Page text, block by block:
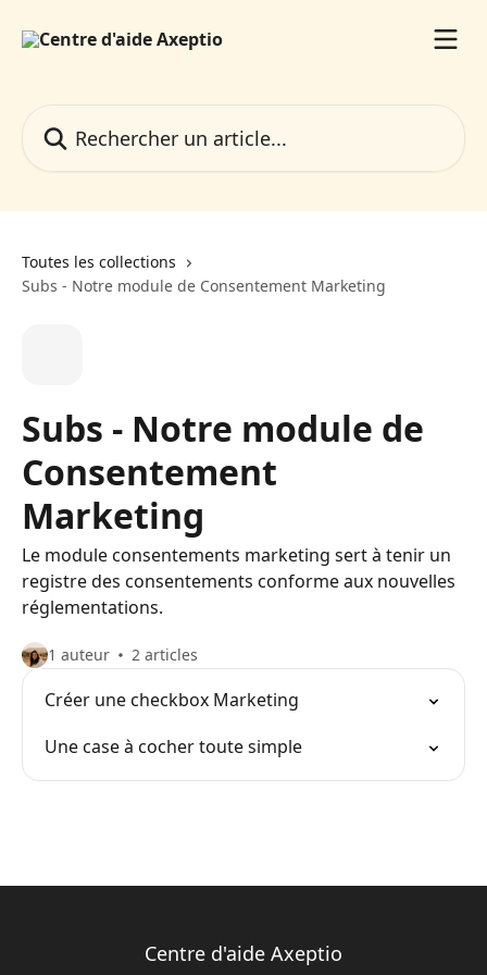
Toutes les collections
Subs - Notre module de Consentement Marketing
Subs - Notre module de
Consentement
Marketing
Le module consentements marketing sert à tenir un
registre des consentements conforme aux nouvelles
réglementations.
1 auteur 2 articles
Créer une checkbox Marketing
Une case à cocher toute simple
Centre d'aide Axeptio